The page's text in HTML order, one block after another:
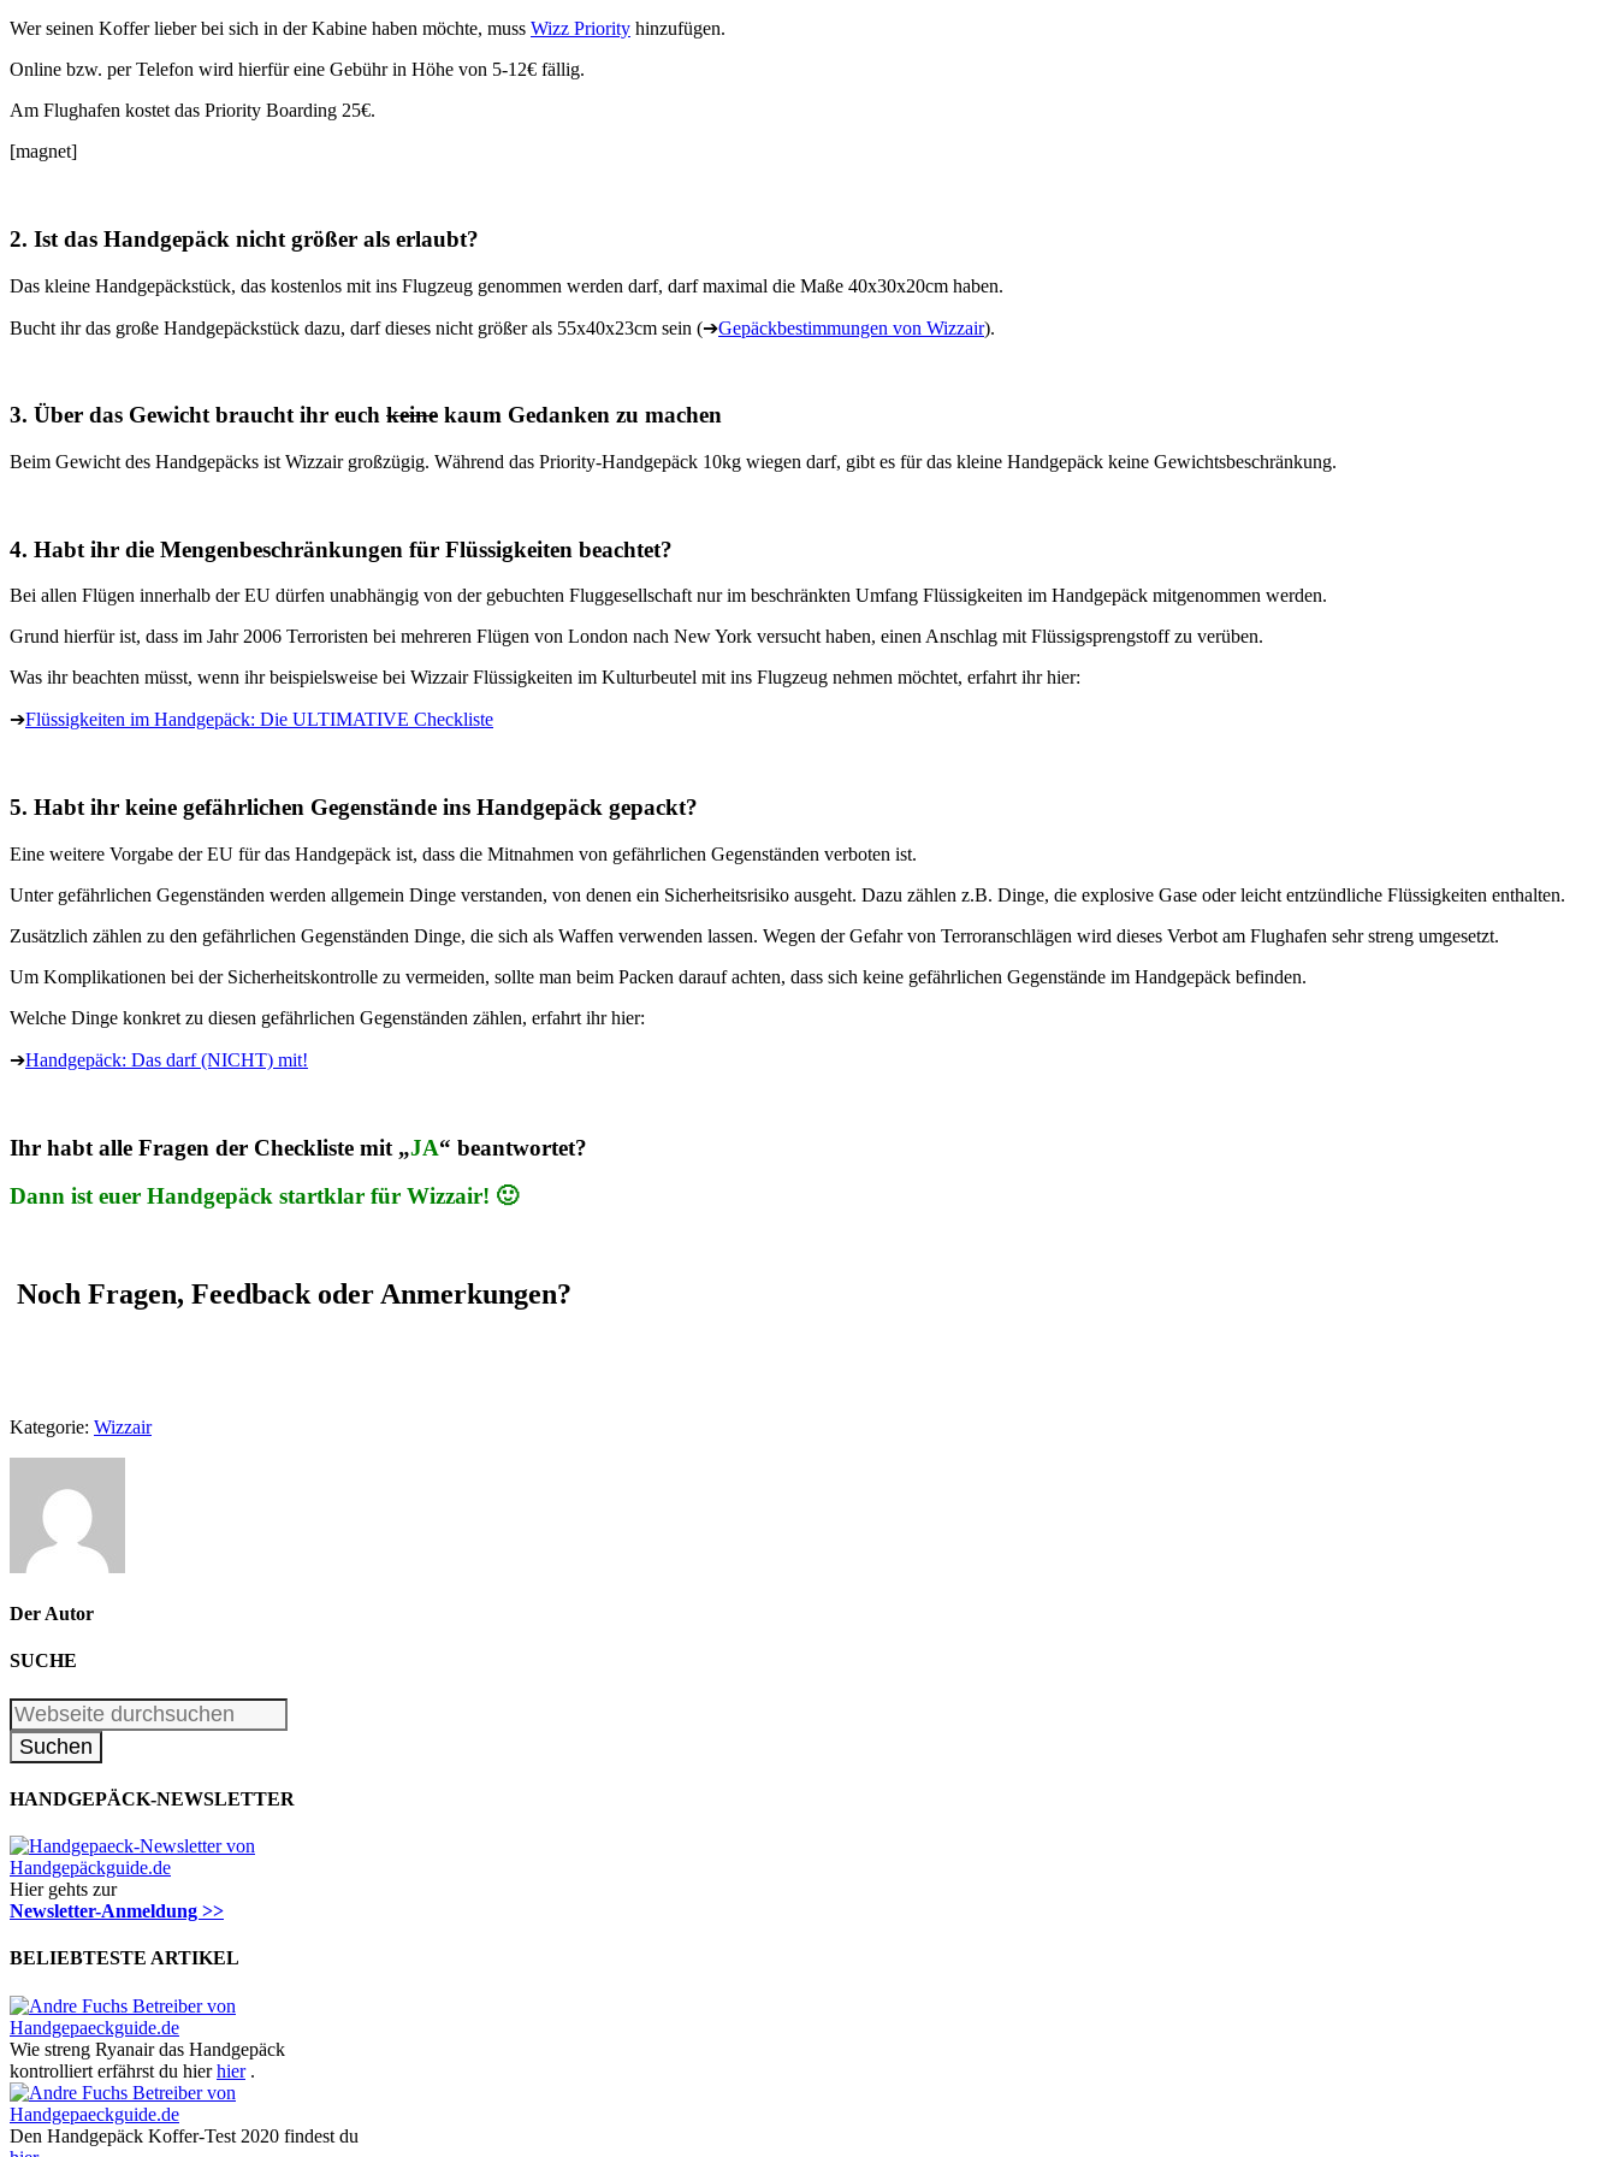
Wer seinen Koffer lieber bei sich in der Kabine haben möchte, muss Wizz Priority hinzufügen.
Online bzw. per Telefon wird hierfür eine Gebühr in Höhe von 5-12€ fällig.
Am Flughafen kostet das Priority Boarding 25€.
[magnet]
2. Ist das Handgepäck nicht größer als erlaubt?
Das kleine Handgepäckstück, das kostenlos mit ins Flugzeug genommen werden darf, darf maximal die Maße 40x30x20cm haben.
Bucht ihr das große Handgepäckstück dazu, darf dieses nicht größer als 55x40x23cm sein (➔Gepäckbestimmungen von Wizzair).
3. Über das Gewicht braucht ihr euch keine kaum Gedanken zu machen
Beim Gewicht des Handgepäcks ist Wizzair großzügig. Während das Priority-Handgepäck 10kg wiegen darf, gibt es für das kleine Handgepäck keine Gewichtsbeschränkung.
4. Habt ihr die Mengenbeschränkungen für Flüssigkeiten beachtet?
Bei allen Flügen innerhalb der EU dürfen unabhängig von der gebuchten Fluggesellschaft nur im beschränkten Umfang Flüssigkeiten im Handgepäck mitgenommen werden.
Grund hierfür ist, dass im Jahr 2006 Terroristen bei mehreren Flügen von London nach New York versucht haben, einen Anschlag mit Flüssigsprengstoff zu verüben.
Was ihr beachten müsst, wenn ihr beispielsweise bei Wizzair Flüssigkeiten im Kulturbeutel mit ins Flugzeug nehmen möchtet, erfahrt ihr hier:
➔Flüssigkeiten im Handgepäck: Die ULTIMATIVE Checkliste
5. Habt ihr keine gefährlichen Gegenstände ins Handgepäck gepackt?
Eine weitere Vorgabe der EU für das Handgepäck ist, dass die Mitnahmen von gefährlichen Gegenständen verboten ist.
Unter gefährlichen Gegenständen werden allgemein Dinge verstanden, von denen ein Sicherheitsrisiko ausgeht. Dazu zählen z.B. Dinge, die explosive Gase oder leicht entzündliche Flüssigkeiten enthalten.
Zusätzlich zählen zu den gefährlichen Gegenständen Dinge, die sich als Waffen verwenden lassen. Wegen der Gefahr von Terroranschlägen wird dieses Verbot am Flughafen sehr streng umgesetzt.
Um Komplikationen bei der Sicherheitskontrolle zu vermeiden, sollte man beim Packen darauf achten, dass sich keine gefährlichen Gegenstände im Handgepäck befinden.
Welche Dinge konkret zu diesen gefährlichen Gegenständen zählen, erfahrt ihr hier:
➔Handgepäck: Das darf (NICHT) mit!
Ihr habt alle Fragen der Checkliste mit „JA“ beantwortet?
Dann ist euer Handgepäck startklar für Wizzair! 🙂
Noch Fragen, Feedback oder Anmerkungen?
Kategorie: Wizzair
Der Autor
SUCHE
HANDGEPÄCK-NEWSLETTER
Hier gehts zur
Newsletter-Anmeldung >>
BELIEBTESTE ARTIKEL
Wie streng Ryanair das Handgepäck
kontrolliert erfährst du hierhier.
Den Handgepäck Koffer-Test 2020 findest du